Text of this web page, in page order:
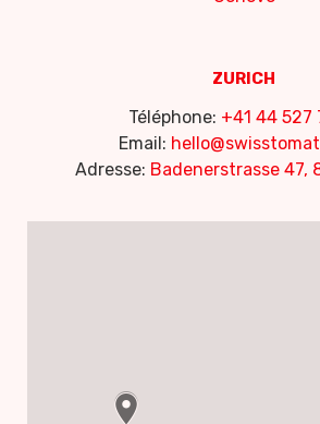
ZURICH
Téléphone: +41 44 527
Email:
Adresse: Badenerstrasse 47,